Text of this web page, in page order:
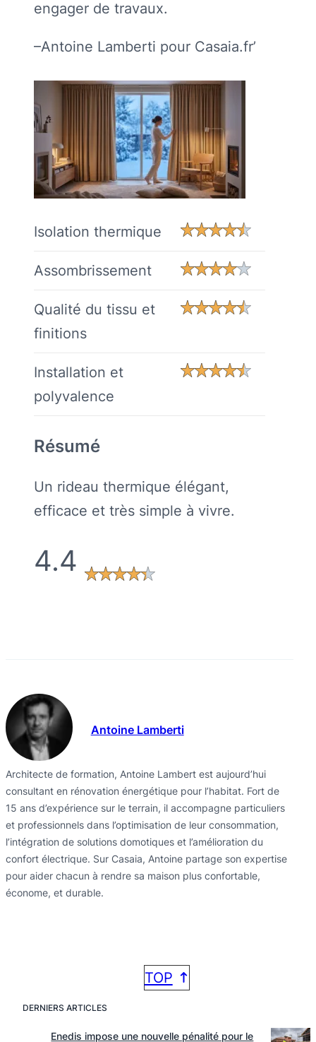
engager de travaux.
–Antoine Lamberti pour Casaia.fr’
Isolation thermique
Assombrissement
Qualité du tissu et
finitions
Installation et
polyvalence
Résumé
Un rideau thermique élégant,
efficace et très simple à vivre.
4.4
Antoine Lamberti
Architecte de formation, Antoine Lambert est aujourd’hui
consultant en rénovation énergétique pour l’habitat. Fort de
15 ans d’expérience sur le terrain, il accompagne particuliers
et professionnels dans l’optimisation de leur consommation,
l’intégration de solutions domotiques et l’amélioration du
confort électrique. Sur Casaia, Antoine partage son expertise
pour aider chacun à rendre sa maison plus confortable,
économe, et durable.
TOP
DERNIERS ARTICLES
Enedis impose une nouvelle pénalité pour le